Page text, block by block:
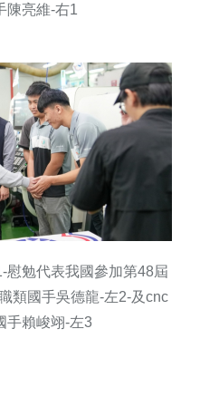
陳亮維-右1
慰勉代表我國參加第48屆
類國手吳德龍-左2-及cnc
手賴峻翊-左3